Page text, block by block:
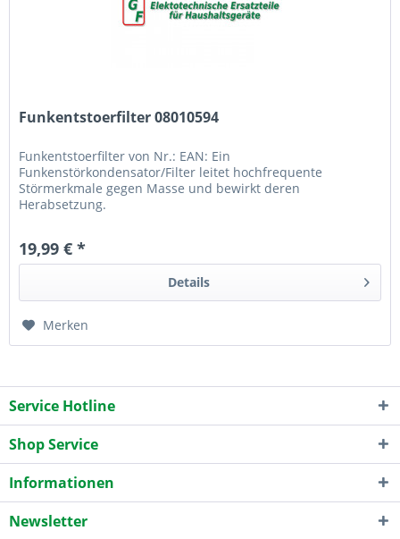
Funkentstoerfilter 08010594
Funkentstoerfilter von Nr.: EAN: Ein
Funkenstörkondensator/Filter leitet hochfrequente
Störmerkmale gegen Masse und bewirkt deren
Herabsetzung.
19,99 € *
Details
Merken
Service Hotline
Shop Service
Informationen
Newsletter